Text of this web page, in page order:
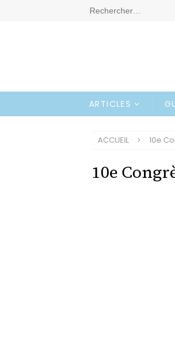
ARTICLES
ACCUEIL 10e
10e